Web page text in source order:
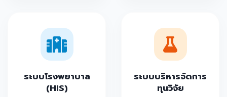
ระบบโรงพยาบาล
(HIS)
ระบบบริหารจัดการ
ทุนวิจัย